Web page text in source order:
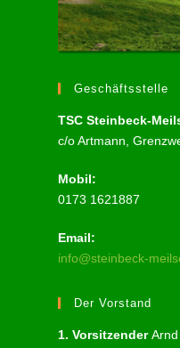
Geschäftsstelle
TSC Steinbeck-
c/o Artmann,
Mobil:
0173 1621887
Email:
info@steinbeck-
Der Vorstand
1. Vorsitzender